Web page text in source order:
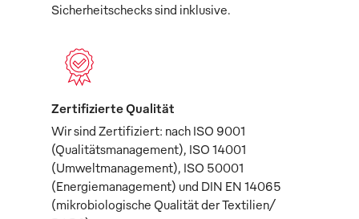
Sicherheitschecks sind inklusive.
Zertifizierte Qualität
Wir sind Zertifiziert: nach ISO 9001
(Qualitätsmanagement), ISO 14001
(Umweltmanagement), ISO 50001
(Energiemanagement) und DIN EN 14065
(mikrobiologische Qualität der Textilien/